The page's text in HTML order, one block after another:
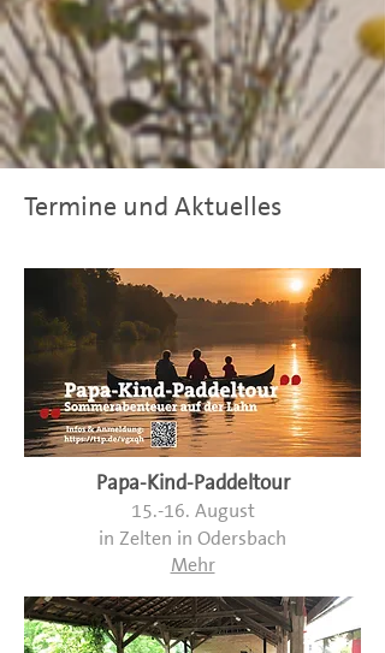
Termine und Aktuelles
Papa-Kind-Paddeltour
15.-16. August
in Zelten in Odersbach
Mehr